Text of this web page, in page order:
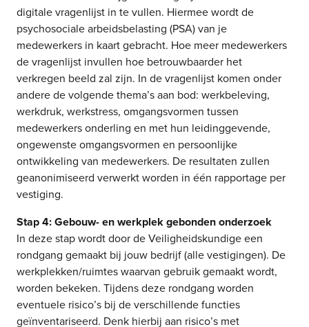
digitale vragenlijst in te vullen. Hiermee wordt de
psychosociale arbeidsbelasting (PSA) van je
medewerkers in kaart gebracht. Hoe meer medewerkers
de vragenlijst invullen hoe betrouwbaarder het
verkregen beeld zal zijn. In de vragenlijst komen onder
andere de volgende thema’s aan bod: werkbeleving,
werkdruk, werkstress, omgangsvormen tussen
medewerkers onderling en met hun leidinggevende,
ongewenste omgangsvormen en persoonlijke
ontwikkeling van medewerkers. De resultaten zullen
geanonimiseerd verwerkt worden in één rapportage per
vestiging.
Stap 4: Gebouw- en werkplek gebonden onderzoek
In deze stap wordt door de Veiligheidskundige een
rondgang gemaakt bij jouw bedrijf (alle vestigingen). De
werkplekken/ruimtes waarvan gebruik gemaakt wordt,
worden bekeken. Tijdens deze rondgang worden
eventuele risico’s bij de verschillende functies
geïnventariseerd. Denk hierbij aan risico’s met